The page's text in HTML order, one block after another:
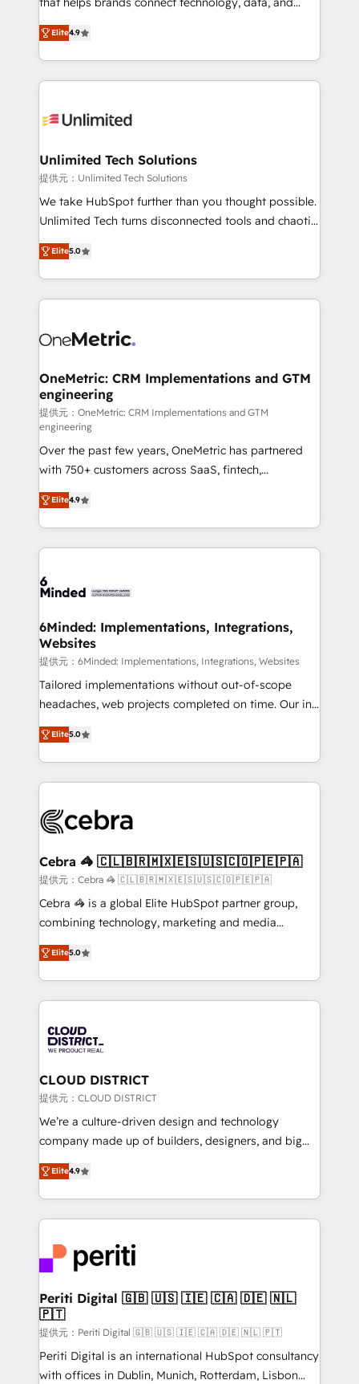
retention—by refining processes and eliminating
inefficiencies. Using HubSpot tools and data-driven
creativity to achieve measurable results. Founded in
Barcelona and operating across Spain, LATAM, and
the UK, we support global companies in building
smarter marketing, sales, and customer success
Iberia (Spain & Portugal), we combine human insight
growth. Our multidisciplinary team designs solutions
that simplify complexity, boost performance, and
turn innovation into real impact. 🌍 Highlights •
HubSpot Partner since 2012 • 2022 EMEA Impact
projects • Clients in 30+ industries • Proprietary
technology for integrations • Multilingual team:
Elite4.9
Unlimited Tech Solutions
提供元：Unlimited Tech Solutions
We take HubSpot further than you thought possible.
Unlimited Tech turns disconnected tools and chaotic
processes into a seamless, high-performing revenue
engine. We combine RevOps strategy with deep
technical execution to help teams scale faster—with
cleaner data, smarter automation, and more
Implementation & Migration · Native & Custom
Reporting & Analytics · GTM Architecture · Sales &
Marketing Enablement If you’re ready to elevate
HubSpot from “just your CRM” to your growth
infrastructure—let’s talk.
Elite5.0
OneMetric: CRM Implementations and GTM
engineering
提供元：OneMetric: CRM Implementations and GTM
engineering
Over the past few years, OneMetric has partnered
with 750+ customers across SaaS, fintech,
healthcare, real estate, and other industries. With
150+ HubSpot-certified experts, we deliver scalable
solutions to complex GTM and RevOps challenges.
Our Expertise 🔹 Onboarding & Implementation:
tailored to your GTM motion. 🔹 Migrations: Move
downtime. 🔹 RevOps Strategy: Align teams,
processes, and data to drive revenue efficiency. 🔹
Integrations: Connect HubSpot with your tech stack
for better adoption. 🔹 Custom Solutions: Build
tailored apps, workflows, and configurations. We are
our commitment to data security and compliance. At
OneMetric, we help revenue teams focus on the
Elite4.9
6Minded: Implementations, Integrations,
Websites
提供元：6Minded: Implementations, Integrations, Websites
Tailored implementations without out-of-scope
headaches, web projects completed on time. Our in-
house team of certified CRM architects, experts,
developers, designers, and marketers handles all
aspects of your HubSpot. ✨ 400+ global clients ✨
100+ seamless migrations from 15+ different CRMs
implementations, and 5,000+ pages ✨ CS: Clients
CS: 245% organic growth & +751% new visitors for a
full-funnel HubSpot project ✨ CS: 415% conversion
boost with a new HubSpot site Recognized leaders:
🏆 HubSpot Platform Migration Impact Award 🏆
Inbound Campaign of the Year 🏆 Gold AVA Digital
Award for Best Website 🌟 Accreditations: CRM
Elite5.0
Cebra 🦓 🇨🇱🇧🇷🇲🇽🇪🇸🇺🇸🇨🇴🇵🇪🇵🇦
提供元：Cebra 🦓 🇨🇱🇧🇷🇲🇽🇪🇸🇺🇸🇨🇴🇵🇪🇵🇦
Cebra 🦓 is a global Elite HubSpot partner group,
combining technology, marketing and media
expertise across Latin America and Southern
Europe, with teams across 7 countries. Born in Chile,
we combine local insight with international reach to
help businesses grow through technology, creativity,
500+ HubSpot implementations, building end-to-
end solutions that integrate CRM, AI automation,
inbound and loop marketing, content, and digital
creativity. Our multicultural team works in Spanish,
Portuguese, and English to design scalable strategies
that drive measurable growth. 🌎 Highlights: • 10+
Platform Migration Excellence. • Top 3 Partner of the
Year LATAM 2022, 2023, 2024, 2025. • Partner of the
business with HubSpot? Let Cebra’s experts help
you grow faster, smarter, and with impact.
Elite5.0
CLOUD DISTRICT
提供元：CLOUD DISTRICT
We’re a culture-driven design and technology
company made up of builders, designers, and big
thinkers. We blend strategy, design, and
development—always fueled by curiosity—to turn
ideas, opportunities, and challenges into meaningful
experiences. To us, technology is more than just
and—most importantly—simple. That’s why we lean
into bold ideas and shape them into thoughtful
products and strategies that actually make a
difference.
Elite4.9
Periti Digital 🇬🇧 🇺🇸 🇮🇪 🇨🇦 🇩🇪 🇳🇱
🇵🇹
提供元：Periti Digital 🇬🇧 🇺🇸 🇮🇪 🇨🇦 🇩🇪 🇳🇱 🇵🇹
Periti Digital is an international HubSpot consultancy
with offices in Dublin, Munich, Rotterdam, Lisbon